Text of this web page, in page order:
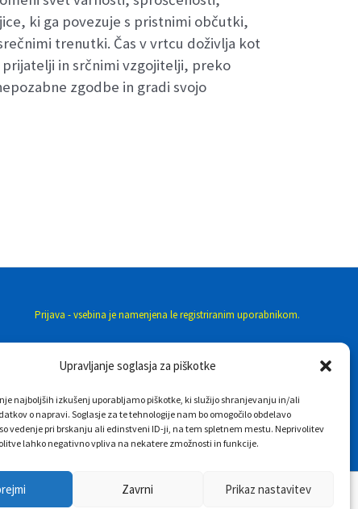
Upravljanje soglasja za piškotke
najboljših izkušenj uporabljamo piškotke, ki služijo shranjevanju in/ali
o napravi. Soglasje za te tehnologije nam bo omogočilo obdelavo
vedenje pri brskanju ali edinstveni ID-ji, na tem spletnem mestu. Neprivolitev
lahko negativno vpliva na nekatere zmožnosti in funkcije.
Zavrni Prikaz nastavitev
ki ga povezuje s pristnimi občutki,
trenutki. Čas v vrtcu doživlja kot
in srčnimi vzgojitelji, preko
zgodbe in gradi svojo
Prijava - vsebina je namenjena le registriranim uporabnikom.